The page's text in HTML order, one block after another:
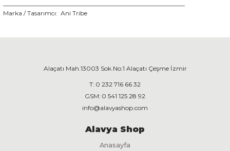
Marka / Tasarımcı: Ani Tribe
Alaçatı Mah.13003 Sok.No:1 Alaçatı Çeşme İzmir
T: 0 232 716 66 32
GSM: 0 541 125 28 92
info@alavyashop.com
Alavya Shop
Anasayfa